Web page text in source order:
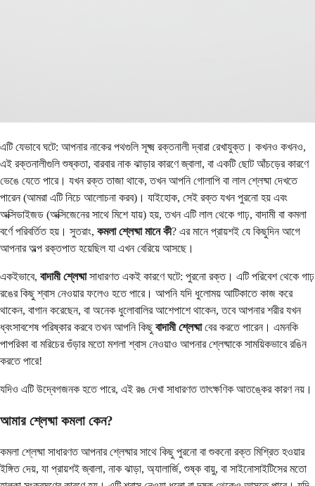
এটি যেভাবে ঘটে: আপনার নাকের পথগুলি সূক্ষ্ম রক্তনালী দ্বারা রেখাযুক্ত। কখনও কখনও,
এই রক্তনালীগুলি শুষ্কতা, বারবার নাক ঝাড়ার কারণে জ্বালা, বা একটি ছোট আঁচড়ের কারণে
ভেঙে যেতে পারে। যখন রক্ত ​​তাজা থাকে, তখন আপনি গোলাপি বা লাল শ্লেষ্মা দেখতে
পারেন (আমরা এটি নিচে আলোচনা করব)। যাইহোক, সেই রক্ত ​​যখন পুরনো হয় এবং
অক্সিডাইজড (অক্সিজেনের সাথে মিশে যায়) হয়, তখন এটি লাল থেকে গাঢ়, বাদামী বা কমলা
বর্ণে পরিবর্তিত হয়। সুতরাং, কমলা শ্লেষ্মা মানে কী? এর মানে প্রায়শই যে কিছুদিন আগে
আপনার অল্প রক্তপাত হয়েছিল যা এখন বেরিয়ে আসছে।
একইভাবে, বাদামী শ্লেষ্মাসাধারণত একই কারণে ঘটে: পুরনো রক্ত। এটি পরিবেশ থেকে গাঢ়
রঙের কিছু শ্বাস নেওয়ার ফলেও হতে পারে। আপনি যদি ধুলোময় আটিকাতে কাজ করে
থাকেন, বাগান করেছেন, বা অনেক ধুলোবালির আশেপাশে থাকেন, তবে আপনার শরীর যখন
ধ্বংসাবশেষ পরিষ্কার করবে তখন আপনি কিছুবাদামী শ্লেষ্মাবের করতে পারেন। এমনকি
পাপরিকা বা মরিচের গুঁড়ার মতো মশলা শ্বাস নেওয়াও আপনার শ্লেষ্মাকে সাময়িকভাবে রঙিন
করতে পারে!
যদিও এটি উদ্বেগজনক হতে পারে, এই রঙ দেখা সাধারণত তাৎক্ষণিক আতঙ্কের কারণ নয়।
আমার শ্লেষ্মা কমলা কেন?
কমলা শ্লেষ্মা সাধারণত আপনার শ্লেষ্মার সাথে কিছু পুরনো বা শুকনো রক্ত ​​মিশ্রিত হওয়ার
ইঙ্গিত দেয়, যা প্রায়শই জ্বালা, নাক ঝাড়া, অ্যালার্জি, শুষ্ক বায়ু, বা সাইনোসাইটিসের মতো